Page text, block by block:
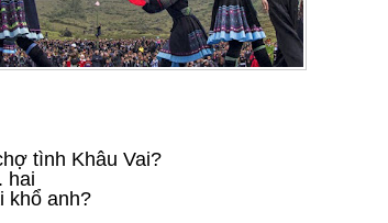
tình Khâu Vai?
hai
khổ anh?